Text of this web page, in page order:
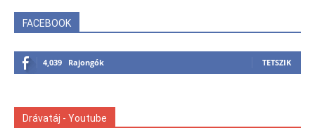
FACEBOOK
4,039 Rajongók TETSZIK
Drávatáj - Youtube